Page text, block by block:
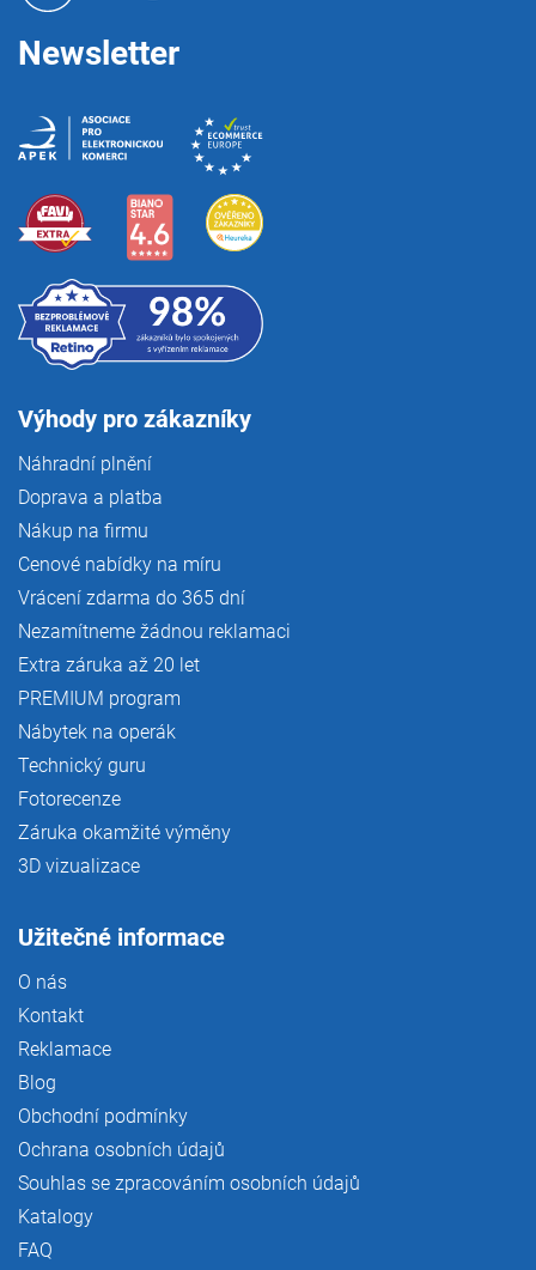
Newsletter
Výhody pro zákazníky
Náhradní plnění
Doprava a platba
Nákup na firmu
Cenové nabídky na míru
Vrácení zdarma do 365 dní
Nezamítneme žádnou reklamaci
Extra záruka až 20 let
PREMIUM program
Nábytek na operák
Technický guru
Fotorecenze
Záruka okamžité výměny
3D vizualizace
Užitečné informace
O nás
Kontakt
Reklamace
Blog
Obchodní podmínky
Ochrana osobních údajů
Souhlas se zpracováním osobních údajů
Katalogy
FAQ